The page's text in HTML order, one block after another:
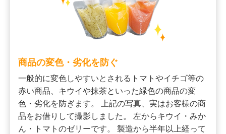
商品の変色・劣化を防ぐ
一般的に変色しやすいとされるトマトやイチゴ等の
赤い商品、キウイや抹茶といった緑色の商品の変
色・劣化を防ぎます。 上記の写真、実はお客様の商
品をお借りして撮影しました。 左からキウイ・みか
ん・トマトのゼリーです。 製造から半年以上経って